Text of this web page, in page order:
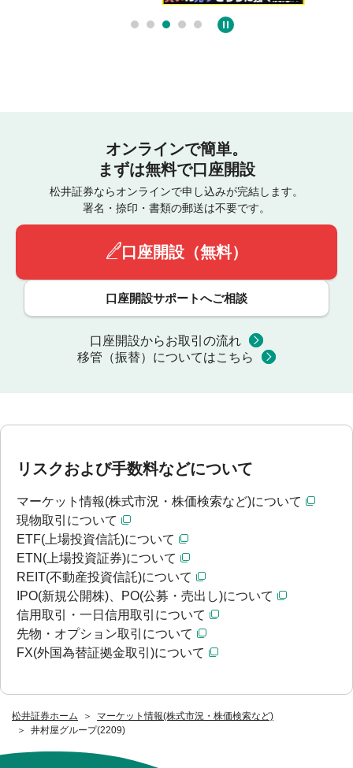
松井証券ホーム
マーケット情報(株式市況・株価検索など)
井村屋グループ(2209)
オンラインで簡単。
まずは無料で口座開設
松井証券ならオンラインで申し込みが完結します。
署名・捺印・書類の郵送は不要です。
口座開設（無料）
口座開設サポートへご相談
口座開設からお取引の流れ
移管（振替）についてはこちら
リスクおよび手数料などについて
マーケット情報(株式市況・株価検索など)について
現物取引について
ETF(上場投資信託)について
ETN(上場投資証券)について
REIT(不動産投資信託)について
IPO(新規公開株)、PO(公募・売出し)について
信用取引・一日信用取引について
先物・オプション取引について
FX(外国為替証拠金取引)について